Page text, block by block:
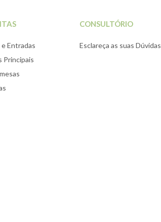
e Entradas
Principais
CONSULTÓRIO
Esclareça as suas Dúvidas